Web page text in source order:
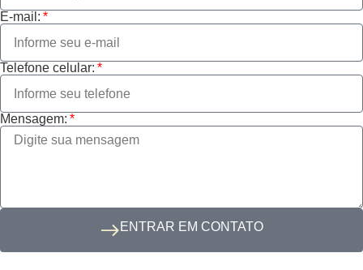
E-mail:
Telefone celular:
Mensagem:
ENTRAR EM CONTATO